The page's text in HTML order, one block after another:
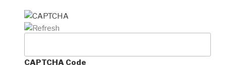
CAPTCHA Code